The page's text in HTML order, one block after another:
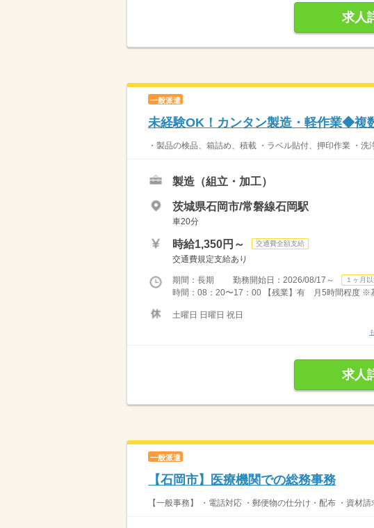
求人
一般派遣
未経験OK！カンタン製造・軽作業◆複
・製品の検品、箱詰め、積載 ・ラベル貼付、押印作業 ・
製造（組立・加工）
茨城県石岡市/常磐線石岡駅
車20分
時給1,350円～ 交通費全額支給
交通費規定支給あり
期間：長期 勤務開始日：2026/08/17～ １ヶ月
時間：08：20〜17：00 【残業】有 月5時間程度 ※
土曜日 日曜日 祝日
求人
一般派遣
【石岡市】医療機関での総務事務
【一般事務】 ・電話対応 ・郵便物の仕分け・配布 ・資材